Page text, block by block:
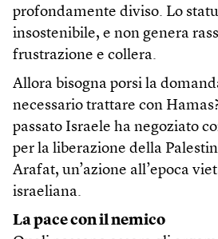
profondamente diviso. Lo
insostenibile, e non genera
frustrazione e collera.
Allora bisogna porsi la
necessario trattare con
passato Israele ha negoziato
per la liberazione della
Arafat, un’azione all’epoca
israeliana.
La pace con il nemico